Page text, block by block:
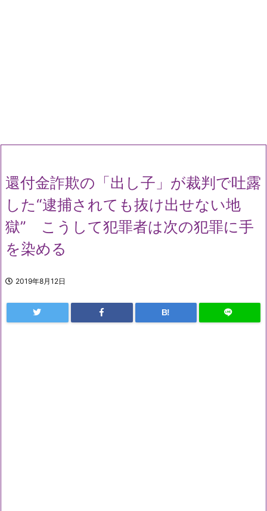
還付金詐欺の「出し子」が裁判で吐露
した“逮捕されても抜け出せない地
獄” こうして犯罪者は次の犯罪に手
を染める
2019年8月12日
B!